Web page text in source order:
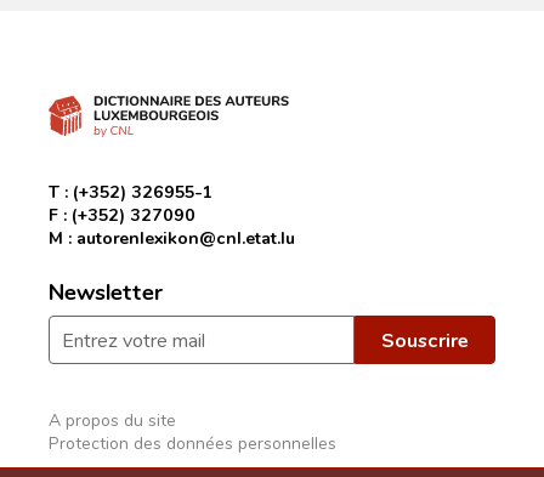
T : (+352) 326955-1
F : (+352) 327090
M : autorenlexikon@cnl.etat.lu
Newsletter
A propos du site
Protection des données personnelles